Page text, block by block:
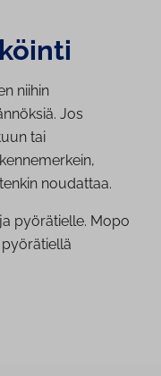
niihin
Jos
tai
noudattaa.
pyörätielle. Mopo